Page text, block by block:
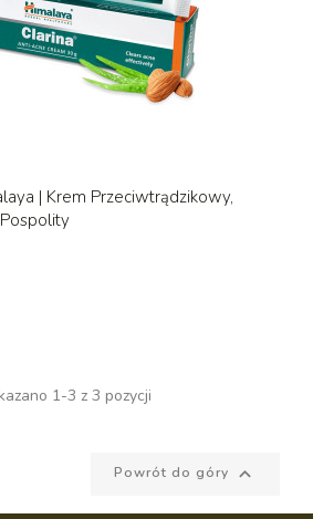
| Krem Przeciwtrądzikowy,
1-3 z 3 pozycji
Powrót do góry 